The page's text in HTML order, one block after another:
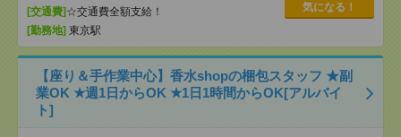
[交通費] ☆交通費全額支給！
[勤務地] 東京駅
気になる！
【座り＆手作業中心】香水shopの梱包スタッフ ★副
業OK ★週1日からOK ★1日1時間からOK[アルバイ
ト]